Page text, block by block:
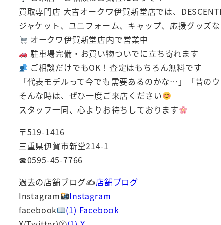
買取専門店 大吉オークワ伊賀新堂店では、
ジャケット、ユニフォーム、キャップ、応援グッズ
オークワ伊賀新堂店内で営業中
駐車場完備・お買い物ついでに立ち寄れます
ご相談だけでもOK！査定はもちろん無料です
「代表モデルって今でも需要あるのかな…」「昔の
そんな時は、ぜひ一度ご来店ください
スタッフ一同、心よりお待ちしております
〒519-1416
三重県伊賀市新堂214-1
☎0595-45-7766
過去の店舗ブログ✍店舗ブログ
Instagram
Instagram
facebook
(1) Facebook